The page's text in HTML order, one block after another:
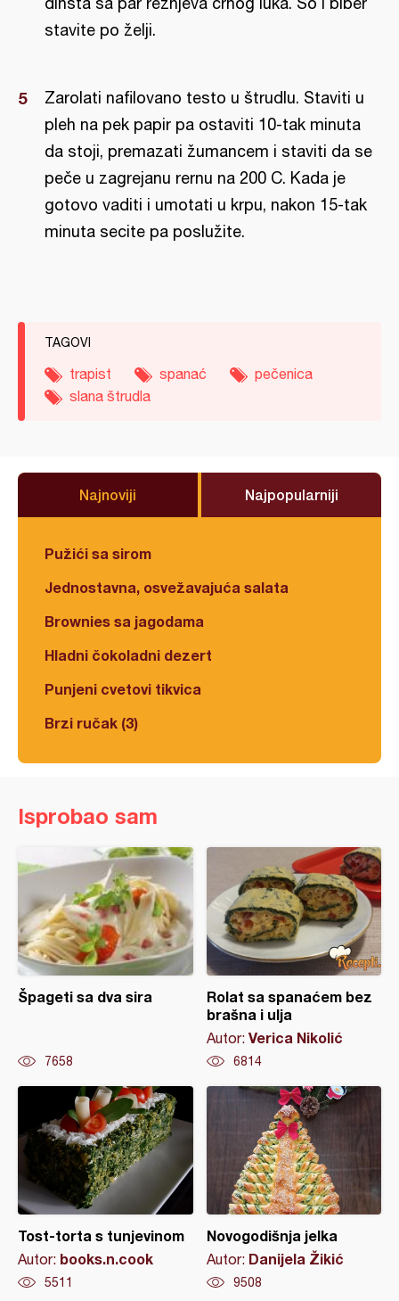
stavite po želji.
Zarolati nafilovano testo u štrudlu. Staviti u
pleh na pek papir pa ostaviti 10-tak minuta
da stoji, premazati žumancem i staviti da se
peče u zagrejanu rernu na 200 C. Kada je
gotovo vaditi i umotati u krpu, nakon 15-tak
minuta secite pa poslužite.
TAGOVI
trapist spanać
pečenica
slana štrudla
Najnoviji Najpopularniji
Pužići sa sirom
Jednostavna, osvežavajuća salata
Brownies sa jagodama
Hladni čokoladni dezert
Punjeni cvetovi tikvica
Brzi ručak (3)
Isprobao sam
Špageti sa dva sira
7658
Rolat sa spanaćem bez
brašna i ulja
Autor: Verica Nikolić
6814
Tost-torta s tunjevinom
Autor: books.n.cook
5511
Novogodišnja jelka
Autor: Danijela Žikić
9508